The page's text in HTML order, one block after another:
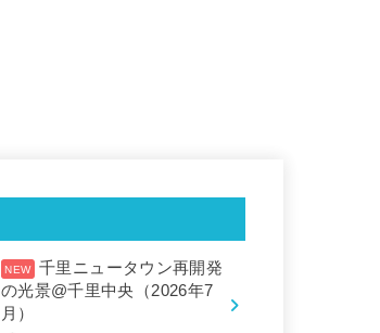
千里ニュータウン再開発
の光景@千里中央（2026年7
月）